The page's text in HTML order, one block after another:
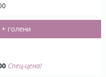
голени
Спец-цена!